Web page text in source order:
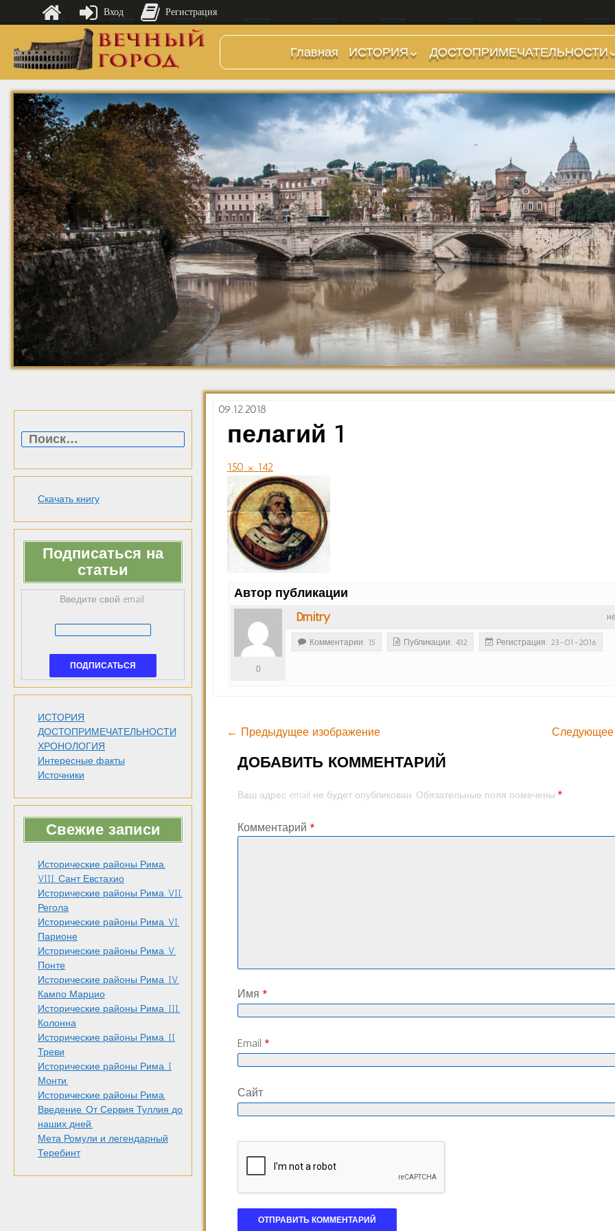
Главная
ИСТОРИЯ
Предыстория
Царский период
(753-509 гг до н.э.)
Ранняя Республика
(509-265 гг до н.э.)
Поздняя Республика
(264-27 гг до н.э.)
Империя. Принципат
(27 г до н.э. — 284 г
н.э.)
Империя. Доминат
(284-476 гг)
Темные Века. Готы
Темные Века.
Экзархат
Средневековье
Возрождение и
Барокко
ДОСТОПРИМЕЧАТЕЛЬНОСТИ
Холмы и остров.
Районы
Форумы, Площади,
Дороги
Стадионы, Термы
Музеи
Дохристианские
храмы
Христианские храмы,
базилики etc.
Дворцы
Арки, колонны и
обелиски
Фонтаны
Скачать книгу
Подписаться на
статьи
Введите свой email:
ИСТОРИЯ
ДОСТОПРИМЕЧАТЕЛЬНОСТИ
ХРОНОЛОГИЯ
Интересные факты
Источники
Свежие записи
Исторические районы Рима.
VIII. Сант Евстахио
Исторические районы Рима. VII.
Регола
Исторические районы Рима. VI.
Парионе
Исторические районы Рима. V.
Понте
Исторические районы Рима. IV.
Кампо Марцио
Исторические районы Рима. III.
Колонна
Исторические районы Рима. II
Треви
Исторические районы Рима. I
Монти.
Исторические районы Рима.
Введение. От Сервия Туллия до
наших дней.
Мета Ромули и легендарный
Теребинт
09.12.2018
пелагий 1
150 × 142
Автор публикации
Dmitry
0
Комментарии: 15 Публикации: 432 Регистрация: 23-01-2016
← Предыдущее изображение Следующее
ДОБАВИТЬ КОММЕНТАРИЙ
Ваш адрес email не будет опубликован. Обязательные поля помечены*
Комментарий*
Имя*
Email*
Сайт
Вход Регистрация